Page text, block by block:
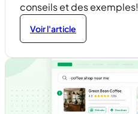
conseils et des exemples!
Voir l'article